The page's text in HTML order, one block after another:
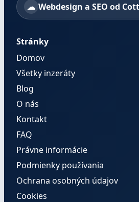
Webdesign a SEO od
Stránky
Domov
Všetky inzeráty
Blog
O nás
Kontakt
FAQ
Právne informácie
Podmienky používania
Ochrana osobných údajov
Cookies